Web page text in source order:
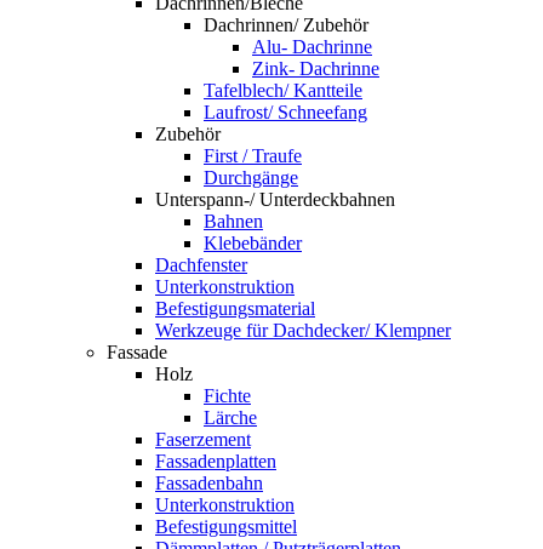
Dachrinnen/ Zubehör
Alu- Dachrinne
Zink- Dachrinne
Tafelblech/ Kantteile
Laufrost/ Schneefang
Zubehör
First / Traufe
Durchgänge
Unterspann-/ Unterdeckbahnen
Bahnen
Klebebänder
Dachfenster
Unterkonstruktion
Befestigungsmaterial
Werkzeuge für Dachdecker/ Klempner
Fassade
Holz
Fichte
Lärche
Faserzement
Fassadenplatten
Fassadenbahn
Unterkonstruktion
Befestigungsmittel